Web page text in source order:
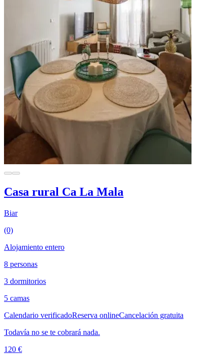
Casa rural Ca La Mala
Biar
(0)
Alojamiento entero
8 personas
3 dormitorios
5 camas
Calendario verificadoReserva onlineCancelación gratuita
Todavía no se te cobrará nada.
120 €